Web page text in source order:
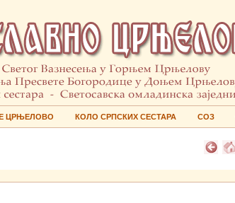
ЦРЊЕЛОВО КОЛО СРПСКИХ СЕСТАРА СОЗ